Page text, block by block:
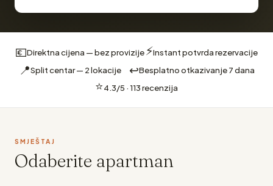
💶Direktna cijena — bez provizije ⚡Instant potvrda rezervacije
📍Split centar — 2 lokacije ↩️Besplatno otkazivanje 7 dana
⭐4.3/5 · 113 recenzija
SMJEŠTAJ
Odaberite apartman